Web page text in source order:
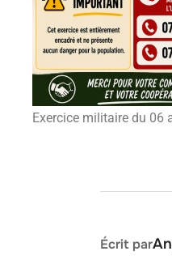
Exercice militaire du 06
AUTEUR DE
Écrit par